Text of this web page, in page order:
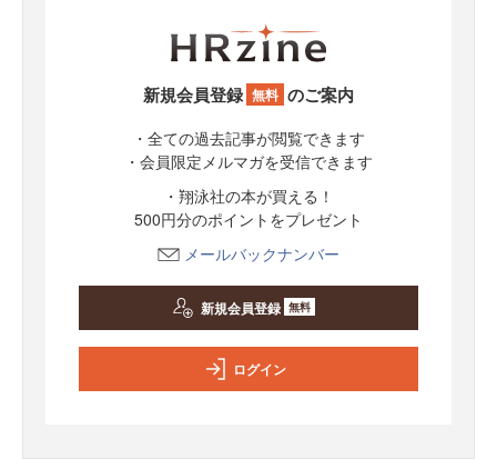
新規会員登録 無料 のご案内
・全ての過去記事が閲覧できます
・会員限定メルマガを受信できます
・翔泳社の本が買える！
500円分のポイントをプレゼント
メールバックナンバー
新規会員登録 無料
ログイン